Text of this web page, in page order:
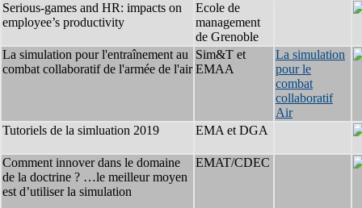
Serious-games and HR: impacts on
employee’s productivity
Ecole de
management
de Grenoble
La simulation pour l'entraînement au
combat collaboratif de l'armée de l'air
Sim&T et
EMAA
La simulation
pour le
combat
collaboratif
Air
Tutoriels de la simluation 2019
EMA et DGA
Comment innover dans le domaine
de la doctrine ? …le meilleur moyen
est d’utiliser la simulation
EMAT/CDEC